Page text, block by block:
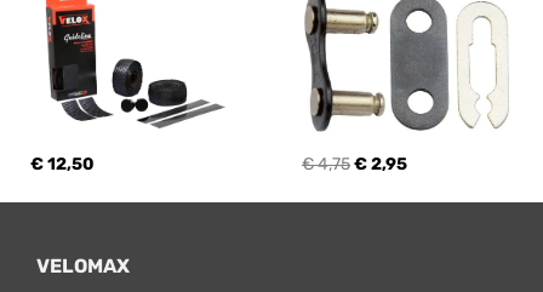
€ 12,50 € 4,75€ 2,95
VELOMAX